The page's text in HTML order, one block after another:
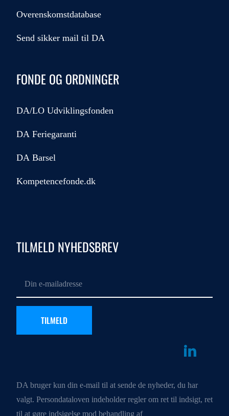
Overenskomstdatabase
Send sikker mail til DA
FONDE OG ORDNINGER
DA/LO Udviklingsfonden
DA Feriegaranti
DA Barsel
Kompetencefonde.dk
TILMELD NYHEDSBREV
DA bruger kun din e-mail til at sende de nyheder, du har
valgt. Persondataloven indeholder regler om ret til indsigt, ret
til at gøre indsigelse mod behandling af